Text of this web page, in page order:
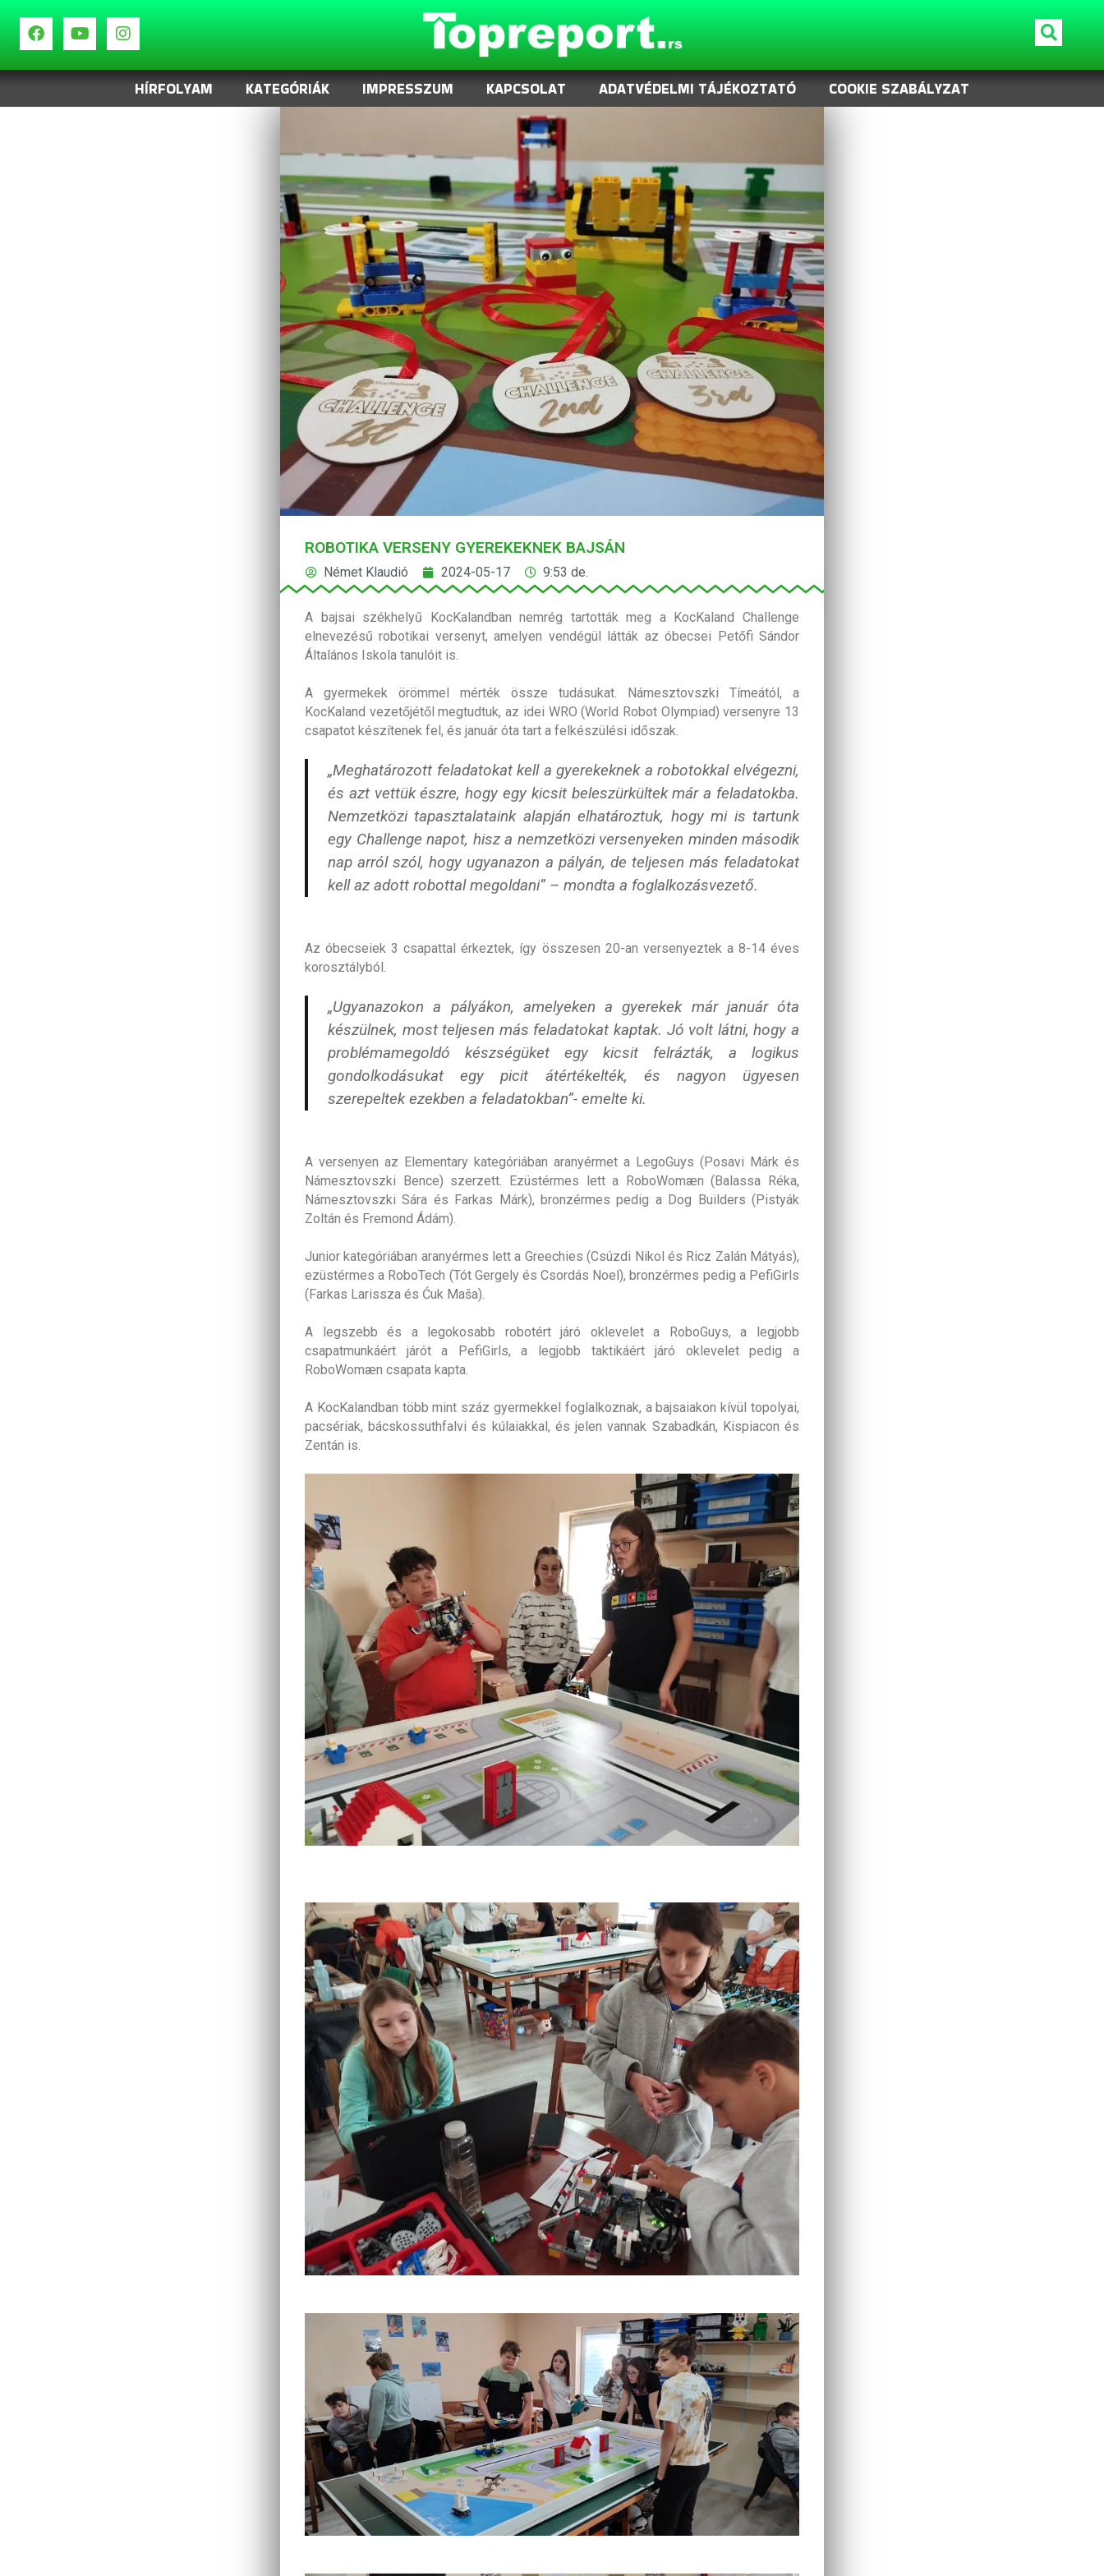
HÍRFOLYAM KATEGÓRIÁK IMPRESSZUM KAPCSOLAT ADATVÉDELMI TÁJÉKOZTATÓ COOKIE SZABÁLYZAT
ROBOTIKA VERSENY GYEREKEKNEK BAJSÁN
Német Klaudió 2024-05-17 9:53 de.
A bajsai székhelyű KocKalandban nemrég tartották meg a KocKaland Challenge
elnevezésű robotikai versenyt, amelyen vendégül látták az óbecsei Petőfi Sándor
Általános Iskola tanulóit is.
A gyermekek örömmel mérték össze tudásukat. Námesztovszki Tímeától, a
KocKaland vezetőjétől megtudtuk, az idei WRO (World Robot Olympiad) versenyre 13
csapatot készítenek fel, és január óta tart a felkészülési időszak.
„Meghatározott feladatokat kell a gyerekeknek a robotokkal elvégezni,
és azt vettük észre, hogy egy kicsit beleszürkültek már a feladatokba.
Nemzetközi tapasztalataink alapján elhatároztuk, hogy mi is tartunk
egy Challenge napot, hisz a nemzetközi versenyeken minden második
nap arról szól, hogy ugyanazon a pályán, de teljesen más feladatokat
kell az adott robottal megoldani” – mondta a foglalkozásvezető.
Az óbecseiek 3 csapattal érkeztek, így összesen 20-an versenyeztek a 8-14 éves
korosztályból.
„Ugyanazokon a pályákon, amelyeken a gyerekek már január óta
készülnek, most teljesen más feladatokat kaptak. Jó volt látni, hogy a
problémamegoldó készségüket egy kicsit felrázták, a logikus
gondolkodásukat egy picit átértékelték, és nagyon ügyesen
szerepeltek ezekben a feladatokban”- emelte ki.
A versenyen az Elementary kategóriában aranyérmet a LegoGuys (Posavi Márk és
Námesztovszki Bence) szerzett. Ezüstérmes lett a RoboWomæn (Balassa Réka,
Námesztovszki Sára és Farkas Márk), bronzérmes pedig a Dog Builders (Pistyák
Zoltán és Fremond Ádám).
Junior kategóriában aranyérmes lett a Greechies (Csúzdi Nikol és Ricz Zalán Mátyás),
ezüstérmes a RoboTech (Tót Gergely és Csordás Noel), bronzérmes pedig a PefiGirls
(Farkas Larissza és Ćuk Maša).
A legszebb és a legokosabb robotért járó oklevelet a RoboGuys, a legjobb
csapatmunkáért járót a PefiGirls, a legjobb taktikáért járó oklevelet pedig a
RoboWomæn csapata kapta.
A KocKalandban több mint száz gyermekkel foglalkoznak, a bajsaiakon kívül topolyai,
pacsériak, bácskossuthfalvi és kúlaiakkal, és jelen vannak Szabadkán, Kispiacon és
Zentán is.